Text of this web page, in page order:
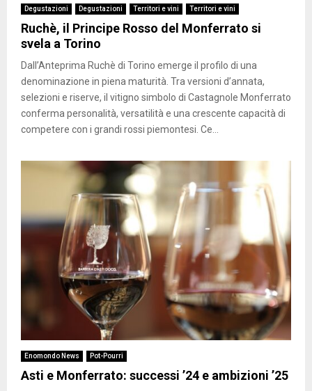
Degustazioni Degustazioni Territori e vini Territori e vini
Ruchè, il Principe Rosso del Monferrato si
svela a Torino
Dall’Anteprima Ruchè di Torino emerge il profilo di una
denominazione in piena maturità. Tra versioni d’annata,
selezioni e riserve, il vitigno simbolo di Castagnole Monferrato
conferma personalità, versatilità e una crescente capacità di
competere con i grandi rossi piemontesi. Ce...
Enomondo News Pot-Pourri
Asti e Monferrato: successi ’24 e ambizioni ’25